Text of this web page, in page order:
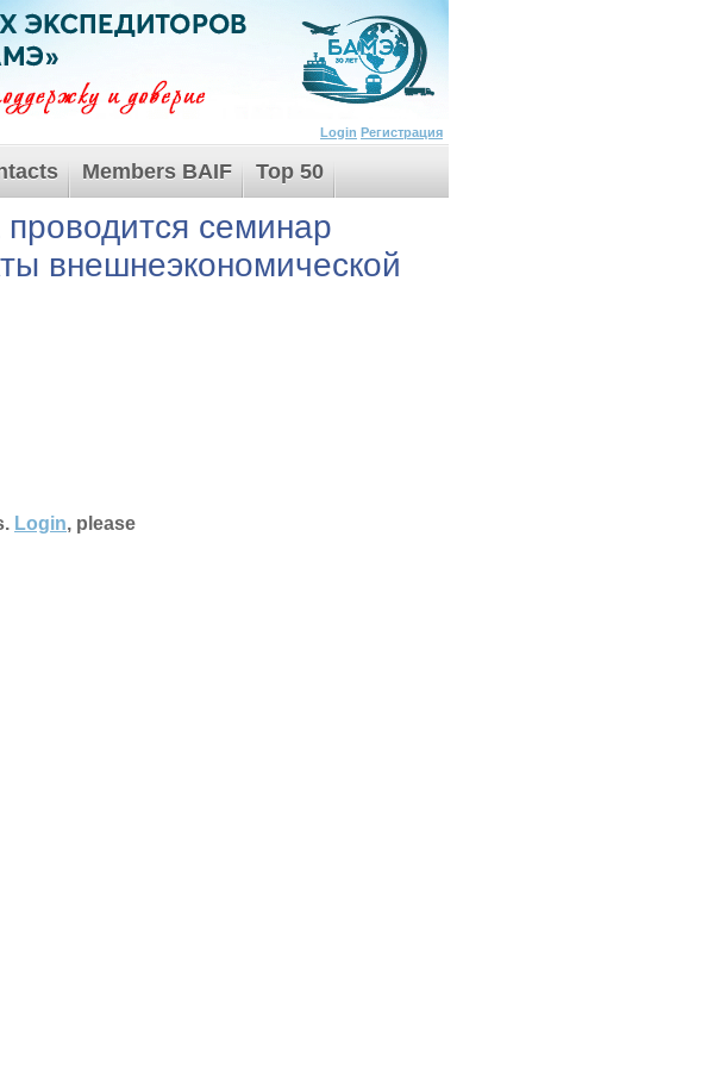
Login Регистрация
Members BAIF Top 50
семинар
внешнеэкономической
Login, please